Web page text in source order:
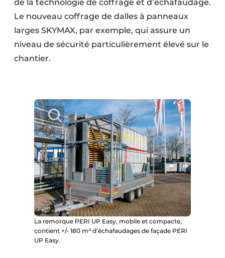
de la technologie de coffrage et d’échafaudage.
Le nouveau coffrage de dalles à panneaux
larges SKYMAX, par exemple, qui assure un
niveau de sécurité particulièrement élevé sur le
chantier.
La remorque PERI UP Easy, mobile et compacte,
contient +/- 180 m² d’échafaudages de façade PERI
UP Easy.